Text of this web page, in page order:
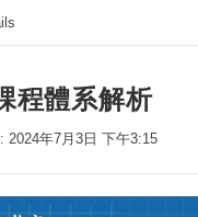
程體系解析
2024年7月3日 下午3:15